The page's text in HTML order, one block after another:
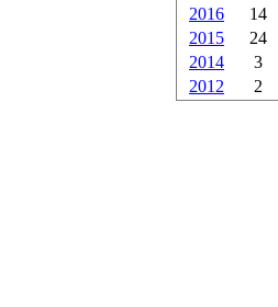
2016
14
2015
24
2014
3
2012
2